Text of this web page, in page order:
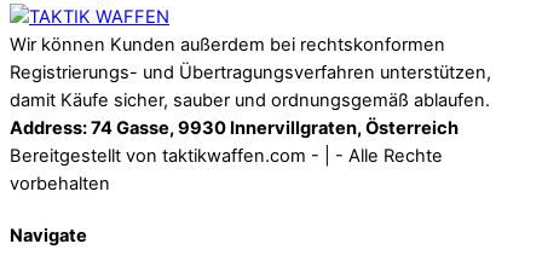
Wir können Kunden außerdem bei rechtskonformen
Registrierungs- und Übertragungsverfahren unterstützen,
damit Käufe sicher, sauber und ordnungsgemäß ablaufen.
Address: 74 Gasse, 9930 Innervillgraten, Österreich
Bereitgestellt von taktikwaffen.com - | - Alle Rechte
vorbehalten
Navigate